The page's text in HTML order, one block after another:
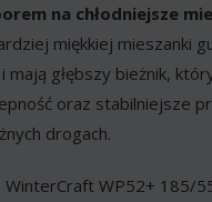
na chłodniejsze
miękkiej mieszanki
mają głębszy bieżnik,
oraz stabilniejsze
drogach.
WinterCraft WP52+ 185/